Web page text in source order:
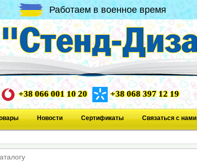
Работаем в военное время
+38 066 001 10 20 +38 068 397 12 19
Новости Сертификаты Связаться с нами